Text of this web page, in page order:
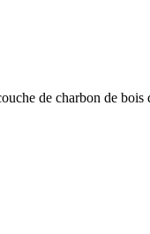
de charbon de